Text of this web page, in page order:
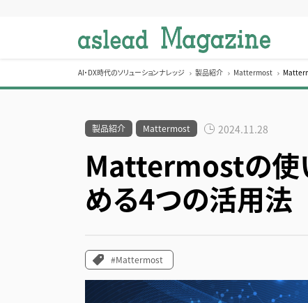
o
AI・DX時代のソリューションナレッジ 製品紹介 Mattermost
製品紹介 Mattermost 2024.11.28
Mattermostの使
める4つの活用法
#Mattermost